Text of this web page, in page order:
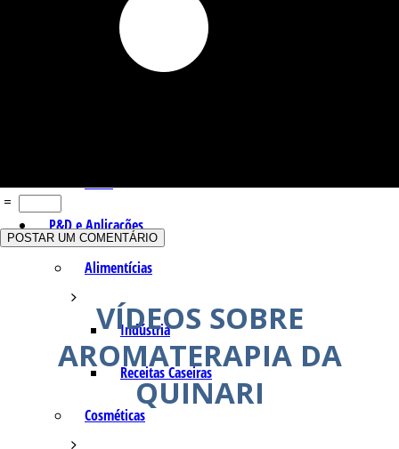
Safrol
Salicilato de Metila
P&D e Aplicações
Alimentícias
Indústria
Receitas Caseiras
Cosméticas
=
VÍDEOS SOBRE
AROMATERAPIA DA
QUINARI